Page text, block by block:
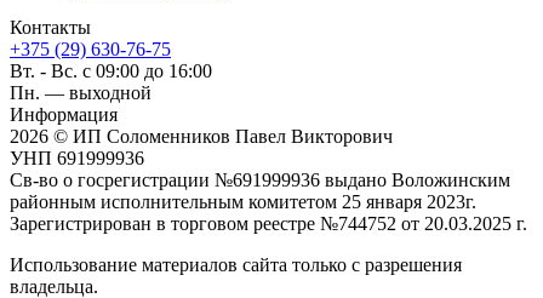
Контакты
+375 (29) 630-76-75
Вт. - Вс. с 09:00 до 16:00
Пн. — выходной
Информация
2026 © ИП Соломенников Павел Викторович
УНП 691999936
Св-во о госрегистрации №691999936 выдано Воложинским
районным исполнительным комитетом 25 января 2023г.
Зарегистрирован в торговом реестре №744752 от 20.03.2025 г.
Использование материалов сайта только с разрешения
владельца.